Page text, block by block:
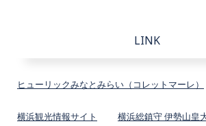
LINK
ヒューリックみなとみらい（コレットマーレ）
横浜観光情報サイト 横浜総鎮守 伊勢山皇